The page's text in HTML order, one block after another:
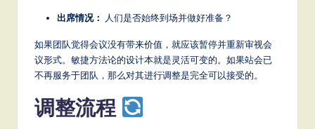
出席情况： 人们是否始终到场并做好准备？
如果团队觉得会议没有带来价值，就应该暂停并重新审视会
议形式。敏捷方法论的设计本就是灵活可变的。如果站会已
不再服务于团队，那么对其进行调整是完全可以接受的。
调整流程